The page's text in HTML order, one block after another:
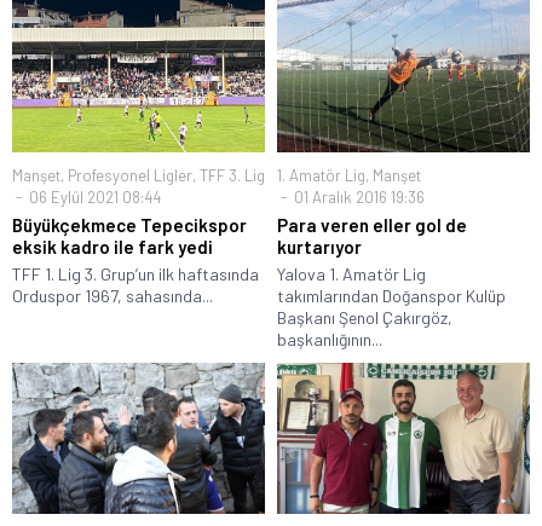
Manşet, Profesyonel Ligler, TFF 3. Lig
06 Eylül 2021 08:44
Büyükçekmece Tepecikspor
eksik kadro ile fark yedi
TFF 1. Lig 3. Grup’un ilk haftasında
Orduspor 1967, sahasında...
1. Amatör Lig, Manşet
01 Aralık 2016 19:36
Para veren eller gol de
kurtarıyor
Yalova 1. Amatör Lig
takımlarından Doğanspor Kulüp
Başkanı Şenol Çakırgöz,
başkanlığının...